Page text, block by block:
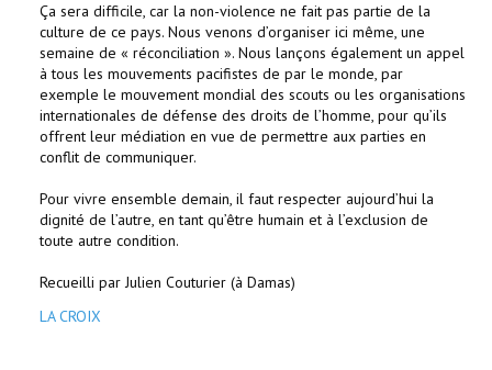
Ça sera difficile, car la non-violence ne fait pas partie de la
culture de ce pays. Nous venons d’organiser ici même, une
semaine de « réconciliation ». Nous lançons également un appel
à tous les mouvements pacifistes de par le monde, par
exemple le mouvement mondial des scouts ou les organisations
internationales de défense des droits de l’homme, pour qu’ils
offrent leur médiation en vue de permettre aux parties en
conflit de communiquer.
Pour vivre ensemble demain, il faut respecter aujourd’hui la
dignité de l’autre, en tant qu’être humain et à l’exclusion de
toute autre condition.
Recueilli par Julien Couturier (à Damas)
LA CROIX